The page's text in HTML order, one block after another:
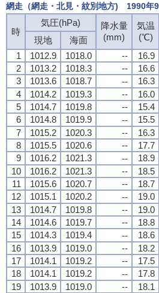
網走（網走・北見・紋別地方) 1990
時
気圧(hPa)
降水量
(mm)
気温
(℃)
現地
海面
1
1012.9 1018.0 -- 16.9
2
1013.2 1018.3 -- 16.6
3
1013.6 1018.7 -- 16.3
4
1014.2 1019.3 -- 16.0
5
1014.7 1019.8 -- 15.4
6
1014.8 1019.9 -- 15.5
7
1015.2 1020.3 -- 16.3
8
1015.5 1020.6 -- 17.7
9
1016.2 1021.3 -- 18.9
10
1016.2 1021.3 -- 18.5
11
1015.6 1020.7 -- 18.7
12
1015.1 1020.2 -- 19.0
13
1014.7 1019.8 -- 19.0
14
1014.6 1019.7 -- 18.8
15
1014.3 1019.4 -- 18.6
16
1013.9 1019.0 -- 18.2
17
1014.1 1019.2 -- 17.5
18
1014.1 1019.2 -- 17.8
19
1013.9 1019.0 -- 18.1